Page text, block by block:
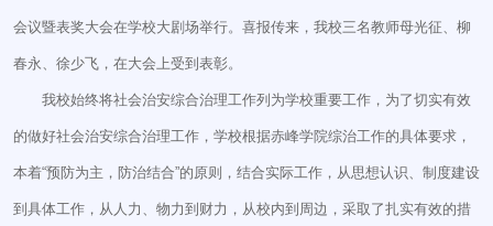
会议暨表奖大会在学校大剧场举行。喜报传来，我校三名教师母光征、柳
春永、徐少飞，在大会上受到表彰。
我校始终将社会治安综合治理工作列为学校重要工作，为了切实有效
的做好社会治安综合治理工作，学校根据赤峰学院综治工作的具体要求，
本着“预防为主，防治结合”的原则，结合实际工作，从思想认识、制度建设
到具体工作，从人力、物力到财力，从校内到周边，采取了扎实有效的措